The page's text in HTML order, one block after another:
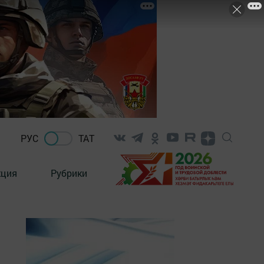
РУС ТАТ
Рубрики